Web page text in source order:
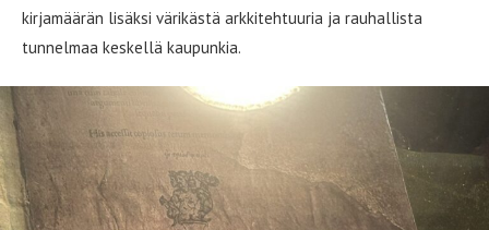
kirjamäärän lisäksi värikästä arkkitehtuuria ja rauhallista
tunnelmaa keskellä kaupunkia.